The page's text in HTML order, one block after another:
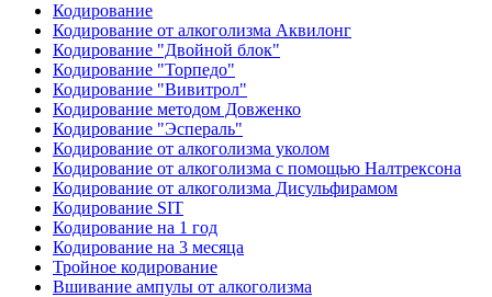
Кодирование
Кодирование от алкоголизма Аквилонг
Кодирование "Двойной блок"
Кодирование "Торпедо"
Кодирование "Вивитрол"
Кодирование методом Довженко
Кодирование "Эспераль"
Кодирование от алкоголизма уколом
Кодирование от алкоголизма с помощью Налтрексона
Кодирование от алкоголизма Дисульфирамом
Кодирование SIT
Кодирование на 1 год
Кодирование на 3 месяца
Тройное кодирование
Вшивание ампулы от алкоголизма